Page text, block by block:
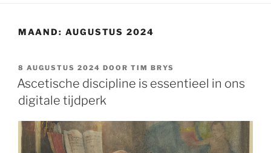
MAAND: AUGUSTUS 2024
GEPLAATST
OP
8 AUGUSTUS 2024 DOOR TIM BRYS
Ascetische discipline is essentieel in ons
digitale tijdperk